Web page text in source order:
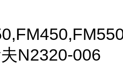
N2320-006